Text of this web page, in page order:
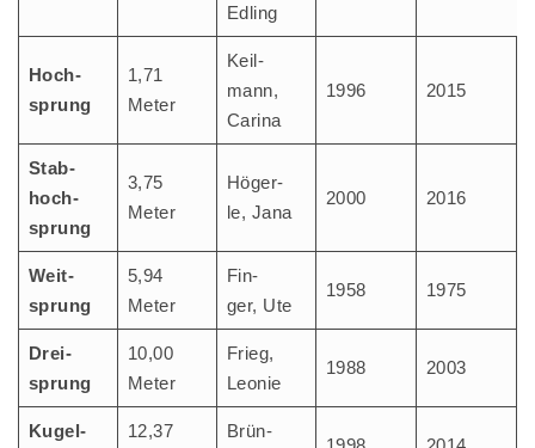
Edling
Hoch­
sprung
1,71
Meter
Keil­
mann,
Carina
1996 2015
Stab­
hoch­
sprung
3,75
Meter
Höger­
le, Jana
2000 2016
Weit­
sprung
5,94
Meter
Fin­
ger, Ute
1958 1975
Drei­
sprung
10,00
Meter
Frieg,
Leo­nie
1988 2003
Kugel­ 12,37 Brün­